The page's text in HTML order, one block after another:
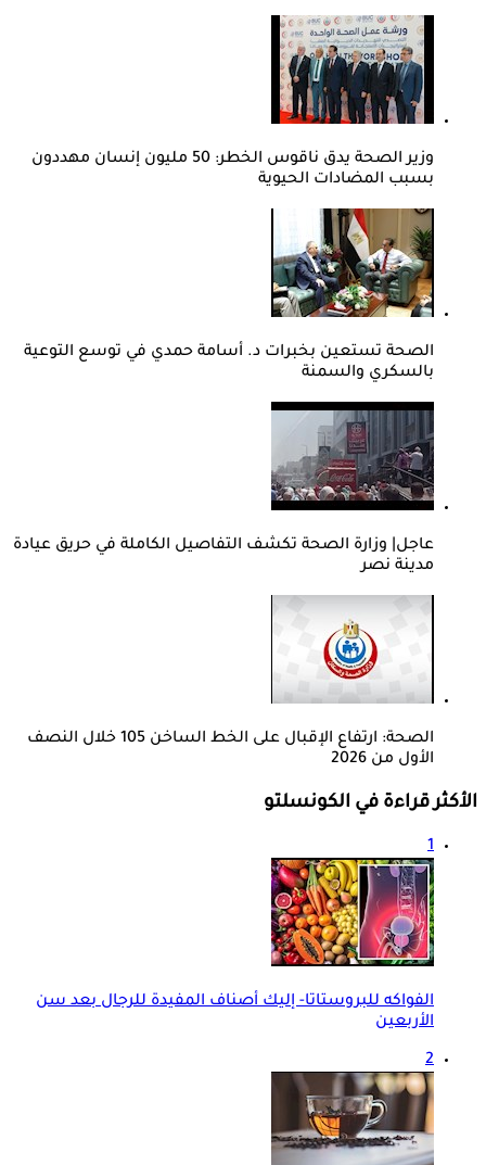
وزير الصحة يدق ناقوس الخطر: 50 مليون إنسان مهددون
بسبب المضادات الحيوية
الصحة تستعين بخبرات د. أسامة حمدي في توسع التوعية
بالسكري والسمنة
عاجل| وزارة الصحة تكشف التفاصيل الكاملة في حريق عيادة
مدينة نصر
الصحة: ارتفاع الإقبال على الخط الساخن 105 خلال النصف
الأول من 2026
الأكثر قراءة في الكونسلتو
1
الفواكه للبروستاتا- إليك أصناف المفيدة للرجال بعد سن
الأربعين
2